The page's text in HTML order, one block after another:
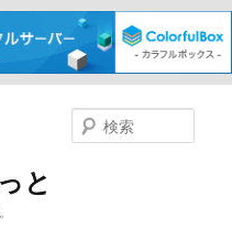
と
索